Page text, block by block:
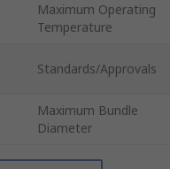
Maximum Operating
Temperature
Standards/Approvals
Maximum Bundle
Diameter